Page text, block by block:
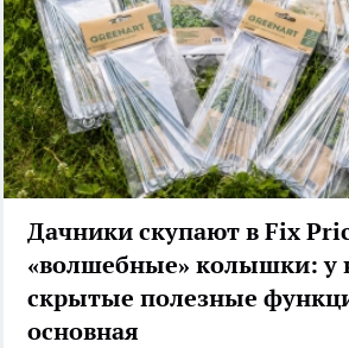
Дачники скупают в Fix
«волшебные» колышки: у
скрытые полезные
основная